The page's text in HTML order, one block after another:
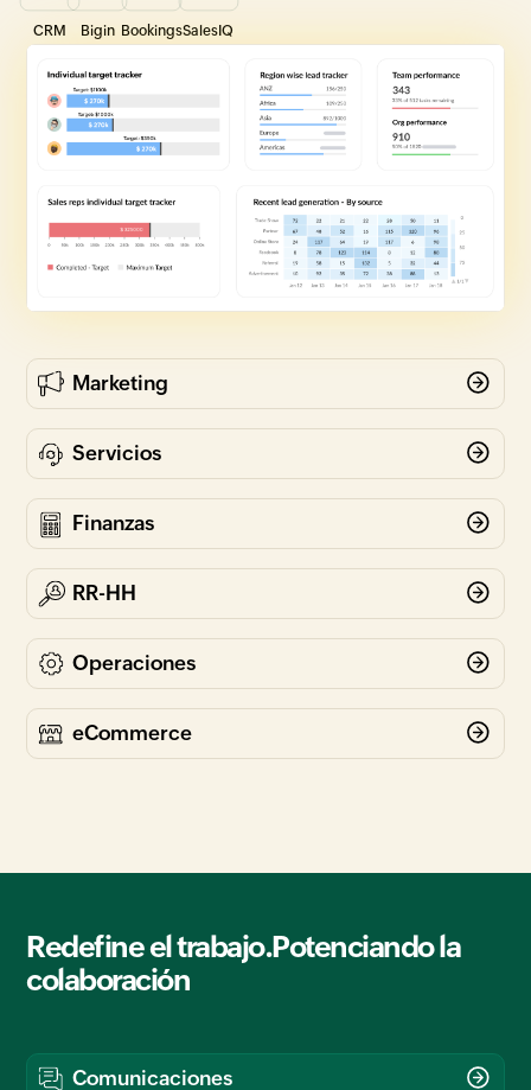
CRM Bigin BookingsSalesIQ
Redefine el trabajo.Potenciando la
colaboración